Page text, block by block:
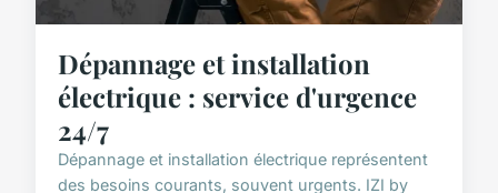
Dépannage et installation
électrique : service d'urgence
24/7
Dépannage et installation électrique représentent
des besoins courants, souvent urgents. IZI by